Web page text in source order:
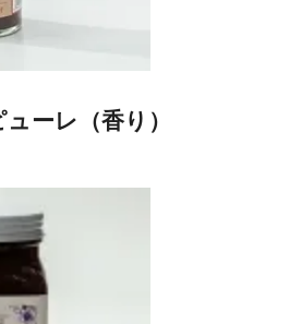
ーレ（香り）